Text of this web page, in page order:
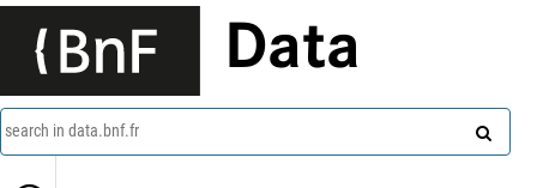
Data
search in data.bnf.fr